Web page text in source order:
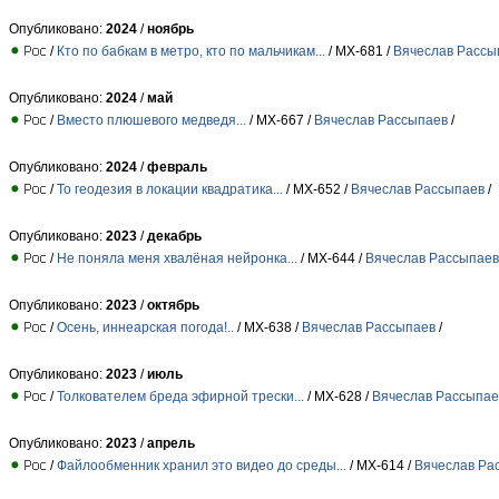
Опубликовано: 2024 /ноябрь
/ Кто по бабкам в метро, кто по мальчикам... / МХ-681 / Вячеслав
Опубликовано: 2024 /май
/ Вместо плюшевого медведя... / МХ-667 / Вячеслав Рассыпаев /
Опубликовано: 2024 /февраль
/То геодезия в локации квадратика... / МХ-652 / Вячеслав Рассыпаев /
Опубликовано: 2023 /декабрь
/ Не поняла меня хвалёная нейронка... / МХ-644 / Вячеслав Рассыпаев
Опубликовано: 2023 /октябрь
/Осень, иннеарская погода!.. / МХ-638 / Вячеслав Рассыпаев /
Опубликовано: 2023 /июль
/Толкователем бреда эфирной трески... / МХ-628 / Вячеслав
Опубликовано: 2023 /апрель
/Файлообменник хранил это видео до среды... / МХ-614 / Вячеслав